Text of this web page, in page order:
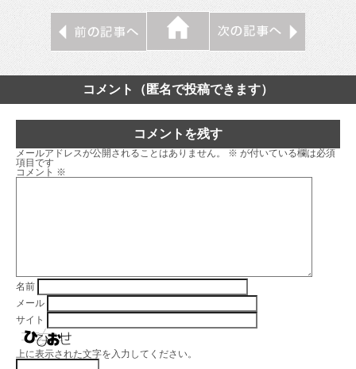
コメント（匿名で投稿できます）
コメントを残す
メールアドレスが公開されることはありません。 ※ が付いている欄は必須
項目です
コメント ※
名前
メール
サイト
上に表示された文字を入力してください。